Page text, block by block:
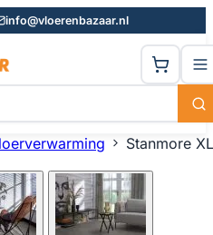
info@vloerenbazaar.nl
Stanmore XL